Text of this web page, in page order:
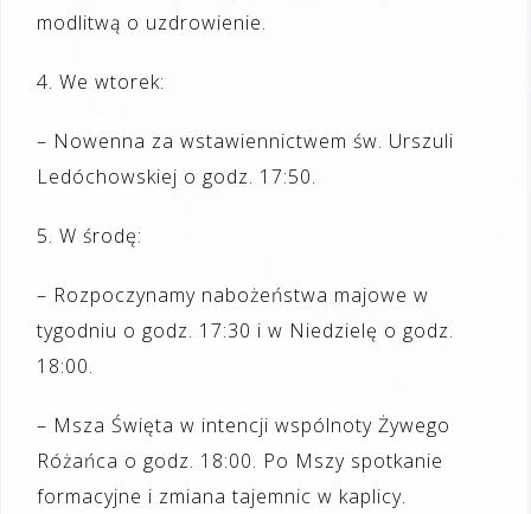
modlitwą o uzdrowienie.
4. We wtorek:
– Nowenna za wstawiennictwem św. Urszuli
Ledóchowskiej o godz. 17:50.
5. W środę:
– Rozpoczynamy nabożeństwa majowe w
tygodniu o godz. 17:30 i w Niedzielę o godz.
18:00.
– Msza Święta w intencji wspólnoty Żywego
Różańca o godz. 18:00. Po Mszy spotkanie
formacyjne i zmiana tajemnic w kaplicy.